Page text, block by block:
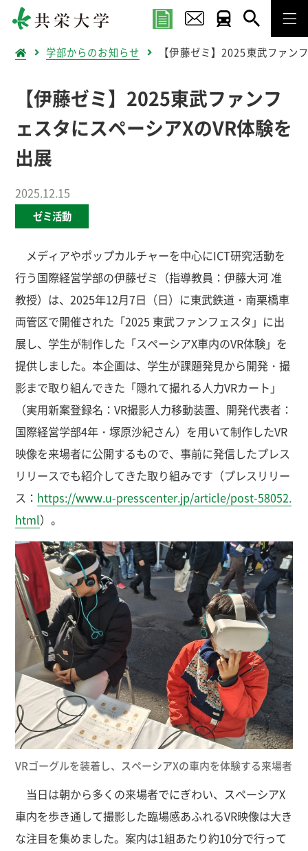
学部からのお知らせ 【伊藤ゼミ】2025東武ファン
【伊藤ゼミ】2025東武ファンフ
ェスタにスペーシアXのVR体験を
出展
2025.12.15
ゼミ活動
メディアやポップカルチャーを中心にICT研究活動を
行う国際経営学部の伊藤ゼミ（指導教員：伊藤大河 准
教授）は、2025年12月7日（日）に東武鉄道・南栗橋車
両管区で開催された「2025 東武ファンフェスタ」に出
展し、学生が制作した「スペーシアX車内のVR体験」を
提供しました。本企画は、学生が課題発見から開発・撮
影まで取り組んできた「隠れて撮れる人力VRカート」
（実用新案登録名：VR撮影人力移動装置、開発代表者：
国際経営学部4年・塚原沙紀さん）を用いて制作したVR
映像を来場者に公開するもので、事前に発信したプレス
リリースでも紹介してきた取り組みです（プレスリリー
ス： https://www.u-presscenter.jp/article/post-58052.
html）。
VRゴーグルを装着し、スペーシアXの車内を体験する来場者
当日は朝から多くの来場者でにぎわい、スペーシアX
車内を歩き通して撮影した臨場感あふれるVR映像は大き
な注目を集めました。案内は1組あたり約10分で行って